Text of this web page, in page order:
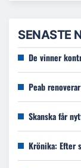
SENASTE
De vinner
Peab
Skanska får
Krönika: Efter